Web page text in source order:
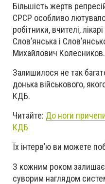
Більшість жертв
СРСР особливо
робітники, вчителі,
Слов’янська і
Михайлович Колесников.
Залишилося не так
донька військового,
КДБ.
Читайте: До ноги
КДБ
Їх інтерв’ю ви можете
З кожним роком
суворим наглядом